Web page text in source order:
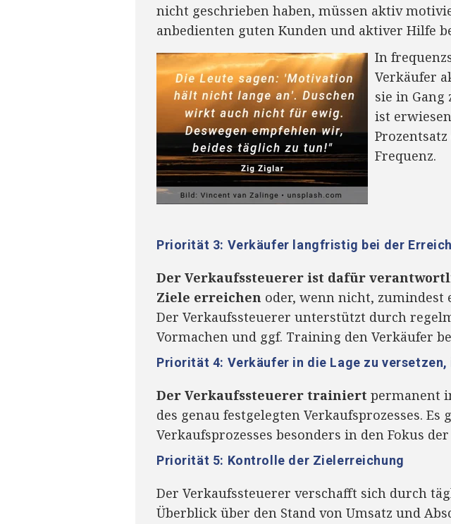
nicht geschrieben haben, müssen aktiv
anbedienten guten Kunden und aktiver Hilfe
In
Verkäufer
sie in Gang
ist
Frequenz.
Priorität 3: Verkäufer langfristig bei der
Der Verkaufssteuerer ist dafür
Ziele erreichen oder, wenn nicht,
Der Verkaufssteuerer unterstützt durch
Vormachen und ggf. Training den Verkäufer
Priorität 4: Verkäufer in die Lage zu
Der Verkaufssteuerer trainiert permanent
des genau festgelegten Verkaufsprozesses.
Verkaufsprozesses besonders in den Fokus
Priorität 5: Kontrolle der Zielerreichung
Der Verkaufssteuerer verschafft sich durch
Überblick über den Stand von Umsatz und